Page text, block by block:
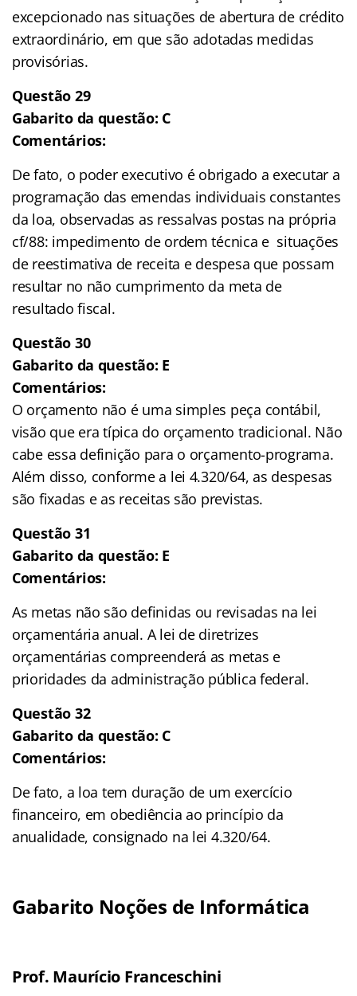
excepcionado nas situações de abertura de crédito
extraordinário, em que são adotadas medidas
provisórias.
Questão 29
Gabarito da questão: C
Comentários:
De fato, o poder executivo é obrigado a executar a
programação das emendas individuais constantes
da loa, observadas as ressalvas postas na própria
cf/88: impedimento de ordem técnica e situações
de reestimativa de receita e despesa que possam
resultar no não cumprimento da meta de
resultado fiscal.
Questão 30
Gabarito da questão: E
Comentários:
O orçamento não é uma simples peça contábil,
visão que era típica do orçamento tradicional. Não
cabe essa definição para o orçamento-programa.
Além disso, conforme a lei 4.320/64, as despesas
são fixadas e as receitas são previstas.
Questão 31
Gabarito da questão: E
Comentários:
As metas não são definidas ou revisadas na lei
orçamentária anual. A lei de diretrizes
orçamentárias compreenderá as metas e
prioridades da administração pública federal.
Questão 32
Gabarito da questão: C
Comentários:
De fato, a loa tem duração de um exercício
financeiro, em obediência ao princípio da
anualidade, consignado na lei 4.320/64.
Gabarito Noções de Informática
Prof. Maurício Franceschini